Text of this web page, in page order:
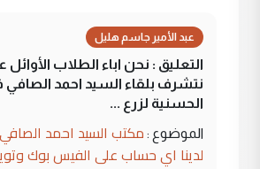
عبد الأمير جاسم هليل
التعليق : نحن اباء الطلاب الأوائل
نتشرف بلقاء السيد احمد الصافي
الحسنية لزرع ...
الموضوع : مكتب السيد احمد
لدينا اي حساب على الفيس بوك